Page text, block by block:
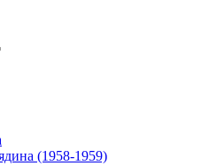
(1958-1959)